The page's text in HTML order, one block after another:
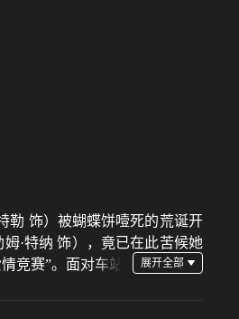
勒 饰）被蝴蝶饼噎死的荒诞开
·特纳 饰），竟已在此苦候她
竞赛”。面对车站